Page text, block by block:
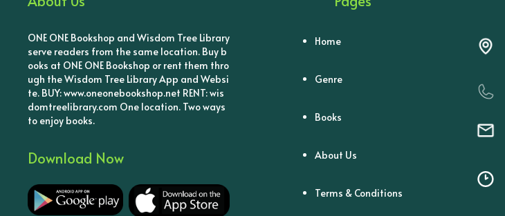
ONE ONE Bookshop and Wisdom Tree Library
serve readers from the same location. Buy b
ooks at ONE ONE Bookshop or rent them thro
ugh the Wisdom Tree Library App and Websi
te. BUY: www.oneonebookshop.net RENT: wis
domtreelibrary.com One location. Two ways
to enjoy books.
Download Now
Home
Genre
Books
About Us
Terms & Conditions